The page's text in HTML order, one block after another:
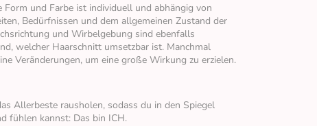
Form und Farbe ist individuell und abhängig von
Bedürfnissen und dem allgemeinen Zustand der
und Wirbelgebung sind ebenfalls
welcher Haarschnitt umsetzbar ist. Manchmal
Veränderungen, um eine große Wirkung zu erzielen.
Allerbeste rausholen, sodass du in den Spiegel
fühlen kannst: Das bin ICH.